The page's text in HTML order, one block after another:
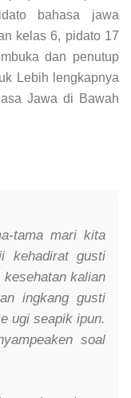
bahasa jawa
kelas 6, pidato 17
dan penutup
Lebih lengkapnya
Jawa di Bawah
tama mari kita
kehadirat gusti
kalian
ingkang gusti
ugi seapik ipun.
soal